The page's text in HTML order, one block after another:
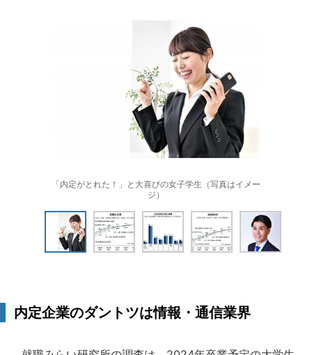
「内定がとれた！」と大喜びの女子学生（写真はイメー
ジ）
内定企業のダントツは情報・通信業界